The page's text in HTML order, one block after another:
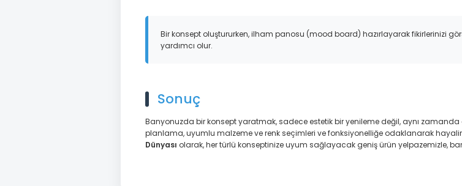
Bir konsept oluştururken, ilham panosu (mood board) hazırlayarak fikirlerinizi
yardımcı olur.
Sonuç
Banyonuzda bir konsept yaratmak, sadece estetik bir yenileme değil, aynı zamanda
planlama, uyumlu malzeme ve renk seçimleri ve fonksiyonelliğe odaklanarak
Dünyası olarak, her türlü konseptinize uyum sağlayacak geniş ürün yelpazemizle,